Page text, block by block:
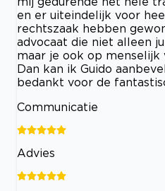
en er uiteindelijk voor
rechtszaak hebben
advocaat die niet alleen
maar je ook op
Dan kan ik Guido
bedankt voor de
Communicatie
Advies